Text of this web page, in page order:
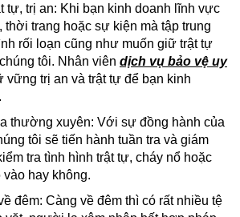
tự, trị an: Khi bạn kinh doanh lĩnh vực
thời trang hoặc sự kiện mà tập trung
rối loạn cũng như muốn giữ trật tự
tôi. Nhân viên dịch vụ bảo vệ uy
vững trị an và trật tự để bạn kinh
thường xuyên: Với sự đồng hành của
tôi sẽ tiến hành tuần tra và giám
tra tình hình trật tự, cháy nổ hoặc
hay không.
đêm: Càng về đêm thì có rất nhiều tệ